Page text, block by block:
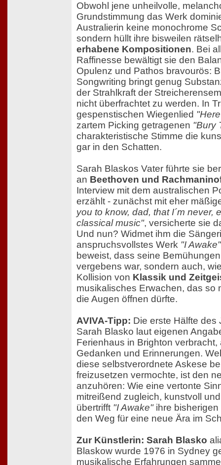
Obwohl jene unheilvolle,
Grundstimmung das Werk
Australierin keine monochrome
sondern hüllt ihre bisweilen
erhabene Kompositionen. Bei
Raffinesse bewältigt sie den
Opulenz und Pathos bravourös:
Songwriting bringt genug
der Strahlkraft der
nicht überfrachtet zu werden. In
gespenstischen Wiegenlied
zartem Picking getragenen "Bury
charakteristische Stimme die
gar in den Schatten.
Sarah Blaskos Vater führte sie
an Beethoven und
Interview mit dem australischen
erzählt - zunächst mit eher
you to know, dad, that I´m never,
classical music", versicherte sie
Und nun? Widmet ihm die
anspruchsvollstes Werk "I Awake"
beweist, dass seine
vergebens war, sondern auch,
Kollision von Klassik und
musikalisches Erwachen, das so
die Augen öffnen dürfte.
AVIVA-Tipp: Die erste Hälfte des
Sarah Blasko laut eigenen
Ferienhaus in Brighton verbracht,
Gedanken und Erinnerungen.
diese selbstverordnete Askese
freizusetzen vermochte, ist den
anzuhören: Wie eine vertonte
mitreißend zugleich, kunstvoll
übertrifft "I Awake"ihre bisherigen
den Weg für eine neue Ära im
Zur Künstlerin: Sarah Blasko
Blaskow wurde 1976 in Sydney
musikalische Erfahrungen